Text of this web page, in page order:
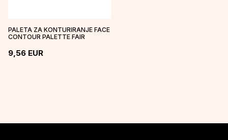
PALETA ZA KONTURIRANJE FACE
CONTOUR PALETTE FAIR
9,56 EUR